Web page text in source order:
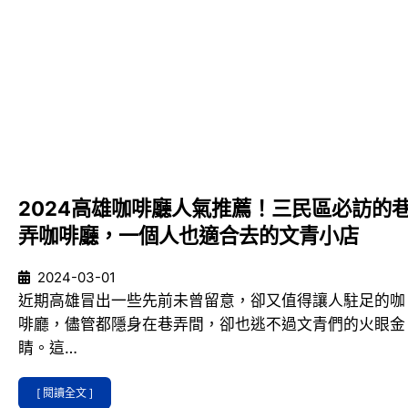
2024高雄咖啡廳人氣推薦！三民區必訪的
弄咖啡廳，一個人也適合去的文青小店
2024-03-01
近期高雄冒出一些先前未曾留意，卻又值得讓人駐足的咖
啡廳，儘管都隱身在巷弄間，卻也逃不過文青們的火眼金
睛。這…
[ 閱讀全文 ]